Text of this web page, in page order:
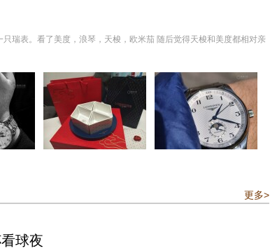
瑞表。看了美度，浪琴，天梭，欧米茄 随后觉得天梭和美度都相对亲
更多>
球夜